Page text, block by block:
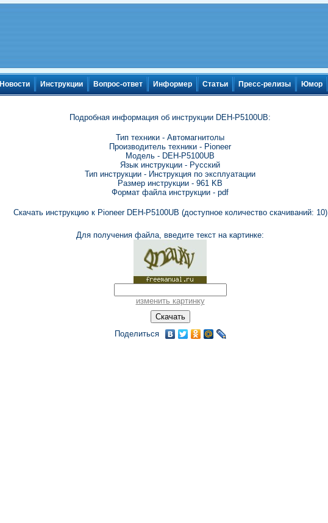
Новости Инструкции Вопрос-ответ Информер Статьи Пресс-релизы Юмор
Подробная информация об инструкции DEH-P5100UB:
Тип техники - Автомагнитолы
Производитель техники - Pioneer
Модель - DEH-P5100UB
Язык инструкции - Русский
Тип инструкции - Инструкция по эксплуатации
Размер инструкции - 961 KB
Формат файла инструкции - pdf
Скачать инструкцию к Pioneer DEH-P5100UB (доступное количество скачиваний: 10)
Для получения файла, введите текст на картинке:
изменить картинку
Поделиться